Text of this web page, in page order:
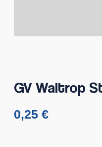
GV Waltrop
0,25 €